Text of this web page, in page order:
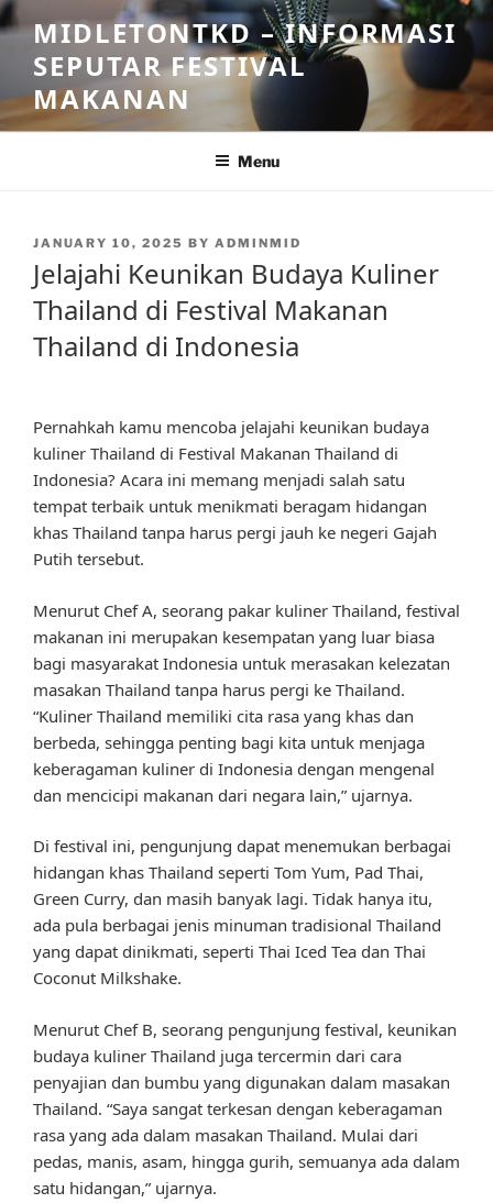
Skip
to
content
MIDLETONTKD – INFORMASI
SEPUTAR FESTIVAL
MAKANAN
Menu
POSTED
JANUARY 10, 2025 BY ADMINMID
Jelajahi Keunikan Budaya Kuliner
Thailand di Festival Makanan
Thailand di Indonesia
Pernahkah kamu mencoba jelajahi keunikan budaya
kuliner Thailand di Festival Makanan Thailand di
Indonesia? Acara ini memang menjadi salah satu
tempat terbaik untuk menikmati beragam hidangan
khas Thailand tanpa harus pergi jauh ke negeri Gajah
Putih tersebut.
Menurut Chef A, seorang pakar kuliner Thailand, festival
makanan ini merupakan kesempatan yang luar biasa
bagi masyarakat Indonesia untuk merasakan kelezatan
masakan Thailand tanpa harus pergi ke Thailand.
“Kuliner Thailand memiliki cita rasa yang khas dan
berbeda, sehingga penting bagi kita untuk menjaga
keberagaman kuliner di Indonesia dengan mengenal
dan mencicipi makanan dari negara lain,” ujarnya.
Di festival ini, pengunjung dapat menemukan berbagai
hidangan khas Thailand seperti Tom Yum, Pad Thai,
Green Curry, dan masih banyak lagi. Tidak hanya itu,
ada pula berbagai jenis minuman tradisional Thailand
yang dapat dinikmati, seperti Thai Iced Tea dan Thai
Coconut Milkshake.
Menurut Chef B, seorang pengunjung festival, keunikan
budaya kuliner Thailand juga tercermin dari cara
penyajian dan bumbu yang digunakan dalam masakan
Thailand. “Saya sangat terkesan dengan keberagaman
rasa yang ada dalam masakan Thailand. Mulai dari
pedas, manis, asam, hingga gurih, semuanya ada dalam
satu hidangan,” ujarnya.